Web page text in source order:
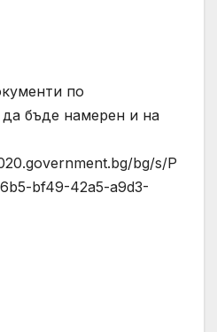
по
бъде намерен и на
bg/s/P
bf49-42a5-a9d3-